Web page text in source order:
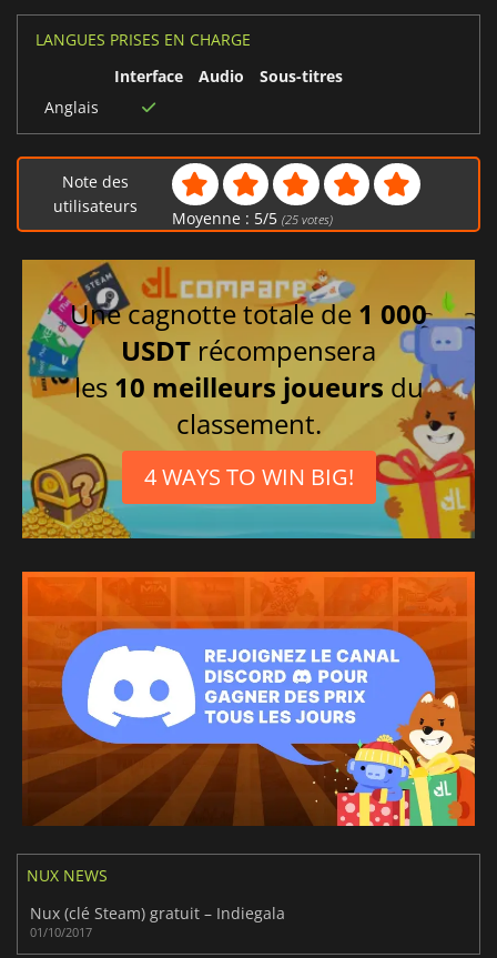
LANGUES PRISES EN CHARGE
Interface
Audio
Sous-titres
Anglais
Note des
utilisateurs
Moyenne : 5/5 (25votes)
Une cagnotte totale de 1 000
USDT récompensera
les 10 meilleurs joueurs du
classement.
4 WAYS TO WIN BIG!
NUX NEWS
Nux (clé Steam) gratuit – Indiegala
01/10/2017